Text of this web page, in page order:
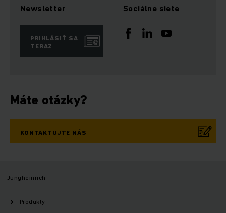
Newsletter
PRIHLÁSIŤ SA
TERAZ
Sociálne siete
Máte otázky?
KONTAKTUJTE NÁS
Jungheinrich
Produkty